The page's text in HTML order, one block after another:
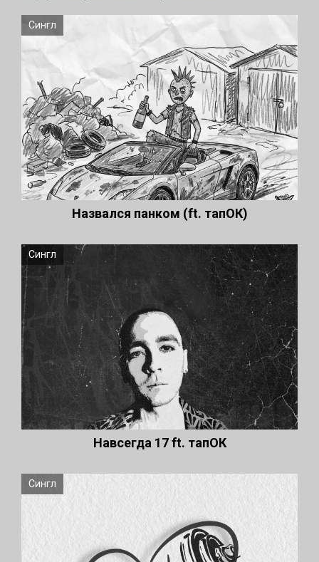
Сингл
Назвался панком (ft. тапОК)
Сингл
Навсегда 17 ft. тапОК
Сингл